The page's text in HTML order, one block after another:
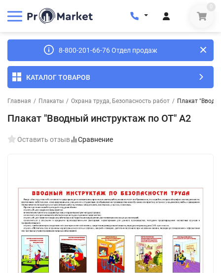
0
8-800-201-66-76 Отдел продаж
КАТАЛОГ ТОВАРОВ
Главная / Плакаты / Охрана труда, Безопасность работ / Плакат
Плакат "Вводный инструктаж по ОТ" А2
Оставить отзыв Сравнение